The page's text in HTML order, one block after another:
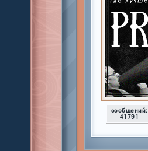
сообщений:
41791